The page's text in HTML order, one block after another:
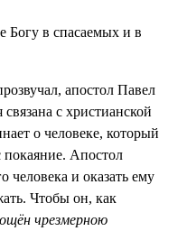
Богу в спасаемых и в
апостол Павел
с христианской
о человеке, который
Апостол
человека и оказать ему
Чтобы он, как
чрезмерною